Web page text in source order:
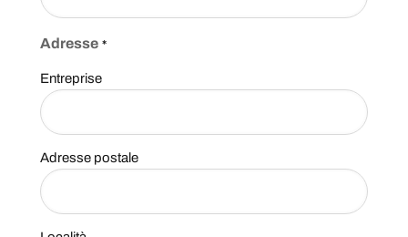
Adresse *
Entreprise
Adresse postale